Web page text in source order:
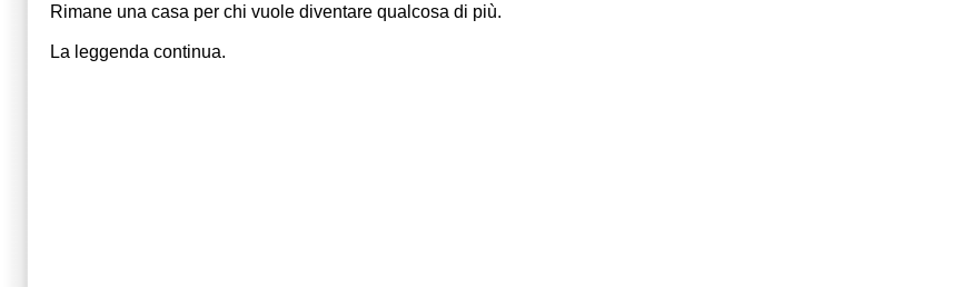
Rimane una casa per chi vuole diventare qualcosa di più.
La leggenda continua.